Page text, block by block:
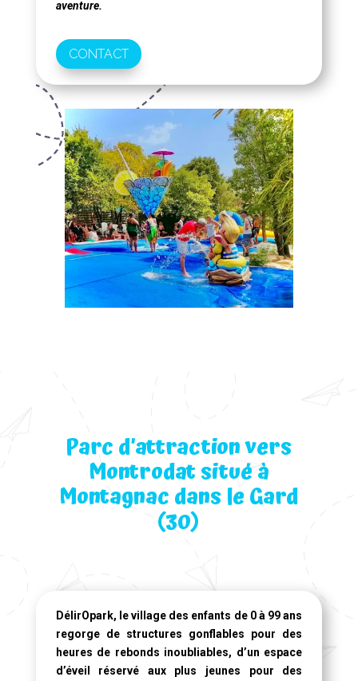
aventure.
CONTACT
Parc d’attraction vers
Montrodat situé à
Montagnac dans le Gard
(30)
DélirOpark, le village des enfants de 0 à 99 ans
regorge de structures gonflables pour des
heures de rebonds inoubliables, d’un espace
d’éveil réservé aux plus jeunes pour des